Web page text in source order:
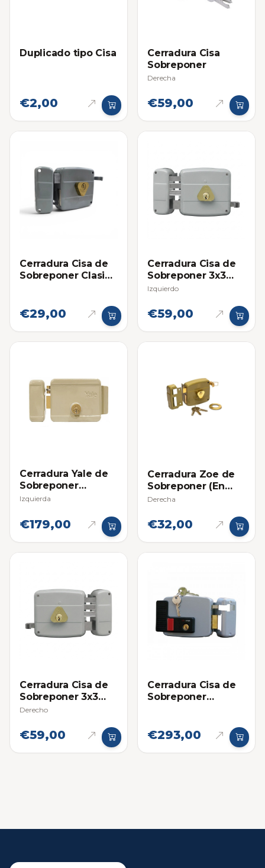
Duplicado tipo Cisa
€2,00
Cerradura Cisa
Sobreponer
Derecha
€59,00
Cerradura Cisa de
Sobreponer Clasica
€29,00
Cerradura Cisa de
Sobreponer 3x3
(Cilindro Suelto)
Izquierdo
€59,00
Cerradura Yale de
Sobreponer
Eléctrica
Izquierda
€179,00
Cerradura Zoe de
Sobreponer (En
Blister)
Derecha
€32,00
Cerradura Cisa de
Sobreponer 3x3
(Cilindro Suelto)
Derecho
€59,00
Cerradura Cisa de
Sobreponer
€293,00